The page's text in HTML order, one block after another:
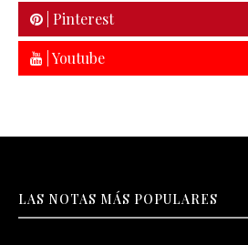
| Pinterest
| Youtube
LAS NOTAS MÁS POPULARES